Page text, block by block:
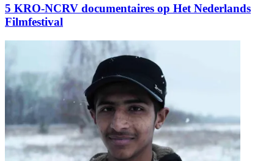
5 KRO-NCRV documentaires op Het Nederlands
Filmfestival